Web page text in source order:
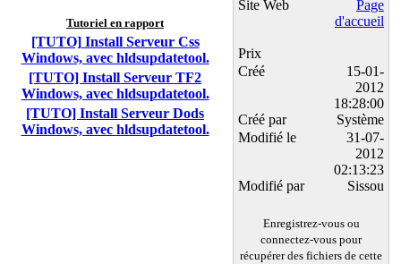
Tutoriel en rapport
[TUTO] Install Serveur Css
Windows, avec hldsupdatetool.
[TUTO] Install Serveur TF2
Windows, avec hldsupdatetool.
[TUTO] Install Serveur Dods
Windows, avec hldsupdatetool.
Site Web
Page
d'accueil
Prix
Créé
15-01-
2012
18:28:00
Créé par
Système
Modifié le
31-07-
2012
02:13:23
Modifié par
Sissou
Enregistrez-vous ou
connectez-vous pour
récupérer des fichiers de cette